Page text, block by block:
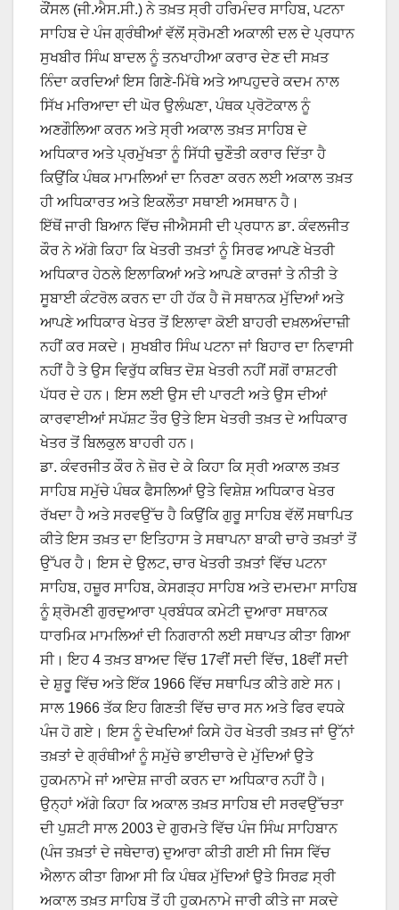
ਕੌਂਸਲ (ਜੀ.ਐਸ.ਸੀ.) ਨੇ ਤਖ਼ਤ ਸ੍ਰੀ ਹਰਿਮੰਦਰ ਸਾਹਿਬ, ਪਟਨਾ
ਸਾਹਿਬ ਦੇ ਪੰਜ ਗ੍ਰੰਥੀਆਂ ਵੱਲੋਂ ਸ੍ਰੋਮਣੀ ਅਕਾਲੀ ਦਲ ਦੇ ਪ੍ਰਧਾਨ
ਸੁਖਬੀਰ ਸਿੰਘ ਬਾਦਲ ਨੂੰ ਤਨਖਾਹੀਆ ਕਰਾਰ ਦੇਣ ਦੀ ਸਖ਼ਤ
ਨਿੰਦਾ ਕਰਦਿਆਂ ਇਸ ਗਿਣੇ-ਮਿੱਥੇ ਅਤੇ ਆਪਹੁਦਰੇ ਕਦਮ ਨਾਲ
ਸਿੱਖ ਮਰਿਆਦਾ ਦੀ ਘੋਰ ਉਲੰਘਣਾ, ਪੰਥਕ ਪ੍ਰੋਟੋਕਾਲ ਨੂੰ
ਅਣਗੌਲਿਆ ਕਰਨ ਅਤੇ ਸ੍ਰੀ ਅਕਾਲ ਤਖ਼ਤ ਸਾਹਿਬ ਦੇ
ਅਧਿਕਾਰ ਅਤੇ ਪ੍ਰਮੁੱਖਤਾ ਨੂੰ ਸਿੱਧੀ ਚੁਣੌਤੀ ਕਰਾਰ ਦਿੱਤਾ ਹੈ
ਕਿਉਂਕਿ ਪੰਥਕ ਮਾਮਲਿਆਂ ਦਾ ਨਿਰਣਾ ਕਰਨ ਲਈ ਅਕਾਲ ਤਖ਼ਤ
ਹੀ ਅਧਿਕਾਰਤ ਅਤੇ ਇਕਲੌਤਾ ਸਥਾਈ ਅਸਥਾਨ ਹੈ।
ਇੱਥੋਂ ਜਾਰੀ ਬਿਆਨ ਵਿੱਚ ਜੀਐਸਸੀ ਦੀ ਪ੍ਰਧਾਨ ਡਾ. ਕੰਵਲਜੀਤ
ਕੌਰ ਨੇ ਅੱਗੇ ਕਿਹਾ ਕਿ ਖੇਤਰੀ ਤਖ਼ਤਾਂ ਨੂੰ ਸਿਰਫ ਆਪਣੇ ਖੇਤਰੀ
ਅਧਿਕਾਰ ਹੇਠਲੇ ਇਲਾਕਿਆਂ ਅਤੇ ਆਪਣੇ ਕਾਰਜਾਂ ਤੇ ਨੀਤੀ ਤੇ
ਸੂਬਾਈ ਕੰਟਰੋਲ ਕਰਨ ਦਾ ਹੀ ਹੱਕ ਹੈ ਜੋ ਸਥਾਨਕ ਮੁੱਦਿਆਂ ਅਤੇ
ਆਪਣੇ ਅਧਿਕਾਰ ਖੇਤਰ ਤੋਂ ਇਲਾਵਾ ਕੋਈ ਬਾਹਰੀ ਦਖ਼ਲਅੰਦਾਜ਼ੀ
ਨਹੀਂ ਕਰ ਸਕਦੇ। ਸੁਖਬੀਰ ਸਿੰਘ ਪਟਨਾ ਜਾਂ ਬਿਹਾਰ ਦਾ ਨਿਵਾਸੀ
ਨਹੀਂ ਹੈ ਤੇ ਉਸ ਵਿਰੁੱਧ ਕਥਿਤ ਦੋਸ਼ ਖੇਤਰੀ ਨਹੀਂ ਸਗੋਂ ਰਾਸ਼ਟਰੀ
ਪੱਧਰ ਦੇ ਹਨ। ਇਸ ਲਈ ਉਸ ਦੀ ਪਾਰਟੀ ਅਤੇ ਉਸ ਦੀਆਂ
ਕਾਰਵਾਈਆਂ ਸਪੱਸ਼ਟ ਤੌਰ ਉਤੇ ਇਸ ਖੇਤਰੀ ਤਖ਼ਤ ਦੇ ਅਧਿਕਾਰ
ਖੇਤਰ ਤੋਂ ਬਿਲਕੁਲ ਬਾਹਰੀ ਹਨ।
ਡਾ. ਕੰਵਰਜੀਤ ਕੌਰ ਨੇ ਜ਼ੋਰ ਦੇ ਕੇ ਕਿਹਾ ਕਿ ਸ੍ਰੀ ਅਕਾਲ ਤਖ਼ਤ
ਸਾਹਿਬ ਸਮੁੱਚੇ ਪੰਥਕ ਫੈਸਲਿਆਂ ਉਤੇ ਵਿਸ਼ੇਸ਼ ਅਧਿਕਾਰ ਖੇਤਰ
ਰੱਖਦਾ ਹੈ ਅਤੇ ਸਰਵਉੱਚ ਹੈ ਕਿਉਂਕਿ ਗੁਰੂ ਸਾਹਿਬ ਵੱਲੋਂ ਸਥਾਪਿਤ
ਕੀਤੇ ਇਸ ਤਖ਼ਤ ਦਾ ਇਤਿਹਾਸ ਤੇ ਸਥਾਪਨਾ ਬਾਕੀ ਚਾਰੇ ਤਖ਼ਤਾਂ ਤੋਂ
ਉੱਪਰ ਹੈ। ਇਸ ਦੇ ਉਲਟ, ਚਾਰ ਖੇਤਰੀ ਤਖ਼ਤਾਂ ਵਿੱਚ ਪਟਨਾ
ਸਾਹਿਬ, ਹਜ਼ੂਰ ਸਾਹਿਬ, ਕੇਸਗੜ੍ਹ ਸਾਹਿਬ ਅਤੇ ਦਮਦਮਾ ਸਾਹਿਬ
ਨੂੰ ਸ਼੍ਰੋਮਣੀ ਗੁਰਦੁਆਰਾ ਪ੍ਰਬੰਧਕ ਕਮੇਟੀ ਦੁਆਰਾ ਸਥਾਨਕ
ਧਾਰਮਿਕ ਮਾਮਲਿਆਂ ਦੀ ਨਿਗਰਾਨੀ ਲਈ ਸਥਾਪਤ ਕੀਤਾ ਗਿਆ
ਸੀ। ਇਹ 4 ਤਖ਼ਤ ਬਾਅਦ ਵਿੱਚ 17ਵੀਂ ਸਦੀ ਵਿੱਚ, 18ਵੀਂ ਸਦੀ
ਦੇ ਸ਼ੁਰੂ ਵਿੱਚ ਅਤੇ ਇੱਕ 1966 ਵਿੱਚ ਸਥਾਪਿਤ ਕੀਤੇ ਗਏ ਸਨ।
ਸਾਲ 1966 ਤੱਕ ਇਹ ਗਿਣਤੀ ਵਿੱਚ ਚਾਰ ਸਨ ਅਤੇ ਫਿਰ ਵਧਕੇ
ਪੰਜ ਹੋ ਗਏ। ਇਸ ਨੂੰ ਦੇਖਦਿਆਂ ਕਿਸੇ ਹੋਰ ਖੇਤਰੀ ਤਖ਼ਤ ਜਾਂ ਉੱਨਾਂ
ਤਖ਼ਤਾਂ ਦੇ ਗ੍ਰੰਥੀਆਂ ਨੂੰ ਸਮੁੱਚੇ ਭਾਈਚਾਰੇ ਦੇ ਮੁੱਦਿਆਂ ਉਤੇ
ਹੁਕਮਨਾਮੇ ਜਾਂ ਆਦੇਸ਼ ਜਾਰੀ ਕਰਨ ਦਾ ਅਧਿਕਾਰ ਨਹੀਂ ਹੈ।
ਉਨ੍ਹਾਂ ਅੱਗੇ ਕਿਹਾ ਕਿ ਅਕਾਲ ਤਖ਼ਤ ਸਾਹਿਬ ਦੀ ਸਰਵਉੱਚਤਾ
ਦੀ ਪੁਸ਼ਟੀ ਸਾਲ 2003 ਦੇ ਗੁਰਮਤੇ ਵਿੱਚ ਪੰਜ ਸਿੰਘ ਸਾਹਿਬਾਨ
(ਪੰਜ ਤਖ਼ਤਾਂ ਦੇ ਜਥੇਦਾਰ) ਦੁਆਰਾ ਕੀਤੀ ਗਈ ਸੀ ਜਿਸ ਵਿੱਚ
ਐਲਾਨ ਕੀਤਾ ਗਿਆ ਸੀ ਕਿ ਪੰਥਕ ਮੁੱਦਿਆਂ ਉਤੇ ਸਿਰਫ਼ ਸ੍ਰੀ
ਅਕਾਲ ਤਖ਼ਤ ਸਾਹਿਬ ਤੋਂ ਹੀ ਹੁਕਮਨਾਮੇ ਜਾਰੀ ਕੀਤੇ ਜਾ ਸਕਦੇ